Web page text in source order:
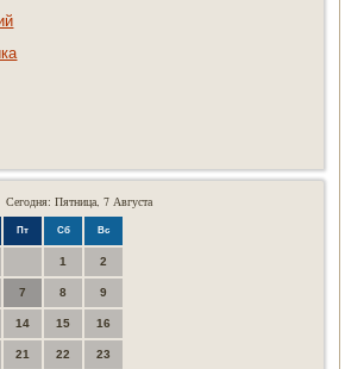
Сегодня: Пятница, 7 Августа
Пт Сб Вс
1 2
7 8 9
14 15 16
21 22 23